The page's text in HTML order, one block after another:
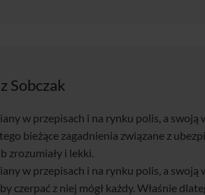
Sobczak
w przepisach i na rynku polis, a swoją
bieżące zagadnienia związane z
zrozumiały i lekki.
w przepisach i na rynku polis, a swoją
czerpać z niej mógł każdy. Właśnie